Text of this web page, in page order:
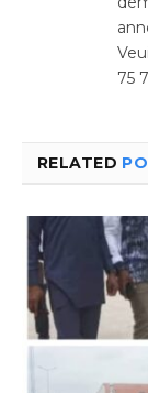
75
RELATED